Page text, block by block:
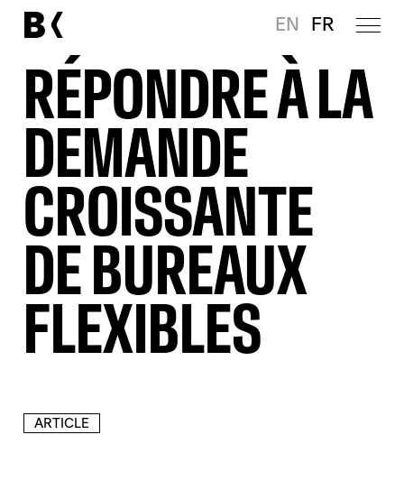
EN FR
RÉPONDRE À LA
DEMANDE
CROISSANTE
DE BUREAUX
FLEXIBLES
ARTICLE